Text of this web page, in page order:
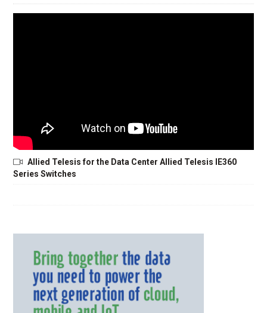
Allied Telesis for the Data Center Allied Telesis IE360
Series Switches